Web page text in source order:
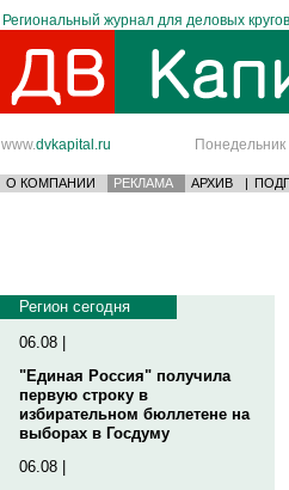
Региональный журнал для деловых
www.dvkapital.ru Понедельник
О КОМПАНИИ РЕКЛАМА АРХИВ |
Регион сегодня
06.08 |
"Единая Россия" получила
первую строку в
избирательном бюллетене на
выборах в Госдуму
06.08 |